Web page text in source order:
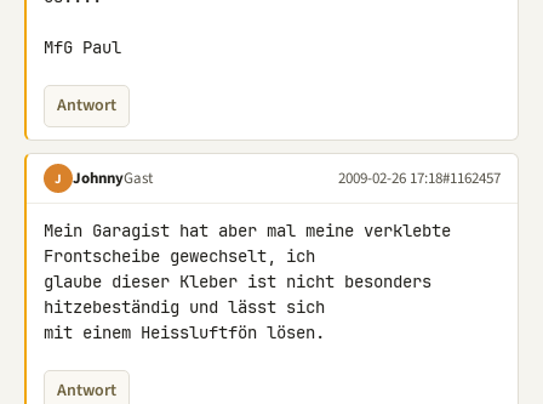
MfG Paul
Antwort
J JohnnyGast 2009-02-26 17:18#1162457
Mein Garagist hat aber mal meine verklebte
Frontscheibe gewechselt, ich
glaube dieser Kleber ist nicht besonders
hitzebeständig und lässt sich
mit einem Heissluftfön lösen.
Antwort